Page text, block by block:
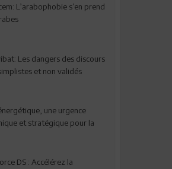
L’arabophobie s’en prend
Les dangers des discours
et non validés
une urgence
et stratégique pour la
DS : Accélérez la